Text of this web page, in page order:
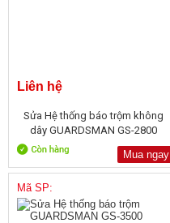
Liên hệ
Sửa Hệ thống báo trộm không
dây GUARDSMAN GS-2800
Mua ngay
Mã SP: